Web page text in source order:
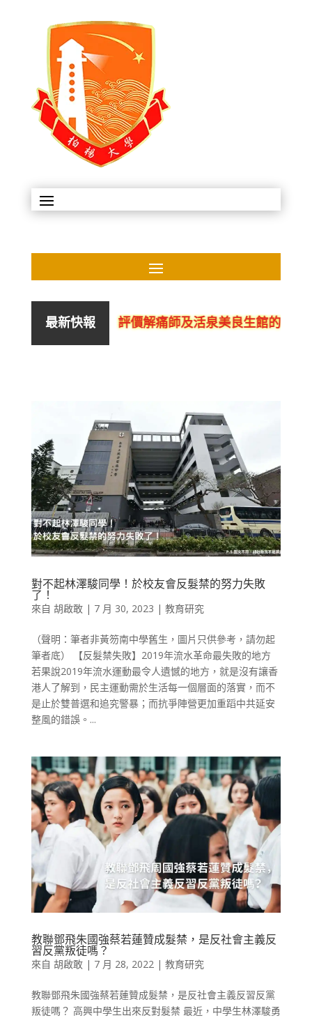
最新快報 評價解痛師及活泉美良生館的不良銷
對不起林澤駿同學！於校友會反髮禁的努力失敗
了！
來自 胡啟敢| 7 月 30, 2023 | 教育研究
（聲明：筆者非黃笏南中學舊生，圖片只供參考，請勿起
筆者底） 【反髮禁失敗】2019年流水革命最失敗的地方
若果說2019年流水運動最令人遺憾的地方，就是沒有讓香
港人了解到，民主運動需於生活每一個層面的落實，而不
是止於雙普選和追究警暴；而抗爭陣營更加重蹈中共延安
整風的錯誤。...
教聯鄧飛朱國強蔡若蓮贊成髮禁，是反社會主義反
習反黨叛徒嗎？
來自 胡啟敢| 7 月 28, 2022| 教育研究
教聯鄧飛朱國強蔡若蓮贊成髮禁，是反社會主義反習反黨
叛徒嗎？ 高興中學生出來反對髮禁 最近，中學生林澤駿勇